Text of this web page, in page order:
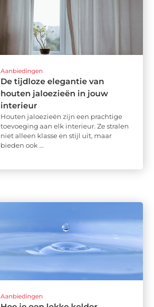
Aanbiedingen
De tijdloze elegantie van
houten jaloezieën in jouw
interieur
Houten jaloezieën zijn een prachtige
toevoeging aan elk interieur. Ze stralen
niet alleen klasse en stijl uit, maar
bieden ook ...
Aanbiedingen